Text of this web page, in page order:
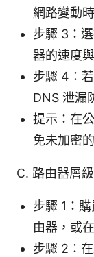
網路變動
步驟 3：
器的速度
步驟 4：
DNS 泄漏
提示：在
免未加密
C. 路由器層
步驟 1：
由器，或
步驟 2：